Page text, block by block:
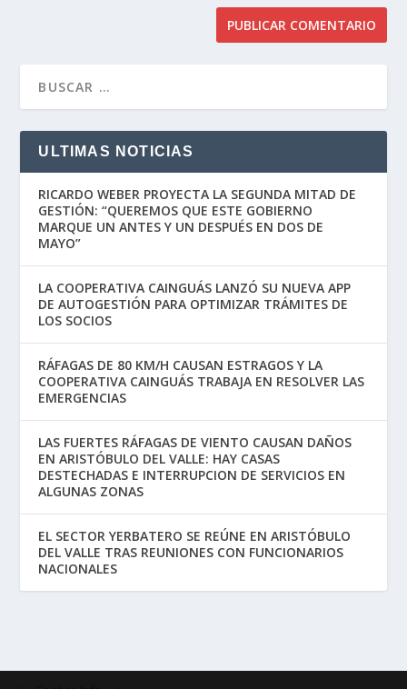
ULTIMAS NOTICIAS
RICARDO WEBER PROYECTA LA SEGUNDA MITAD DE
GESTIÓN: “QUEREMOS QUE ESTE GOBIERNO
MARQUE UN ANTES Y UN DESPUÉS EN DOS DE
MAYO”
LA COOPERATIVA CAINGUÁS LANZÓ SU NUEVA APP
DE AUTOGESTIÓN PARA OPTIMIZAR TRÁMITES DE
LOS SOCIOS
RÁFAGAS DE 80 KM/H CAUSAN ESTRAGOS Y LA
COOPERATIVA CAINGUÁS TRABAJA EN RESOLVER LAS
EMERGENCIAS
LAS FUERTES RÁFAGAS DE VIENTO CAUSAN DAÑOS
EN ARISTÓBULO DEL VALLE: HAY CASAS
DESTECHADAS E INTERRUPCION DE SERVICIOS EN
ALGUNAS ZONAS
EL SECTOR YERBATERO SE REÚNE EN ARISTÓBULO
DEL VALLE TRAS REUNIONES CON FUNCIONARIOS
NACIONALES